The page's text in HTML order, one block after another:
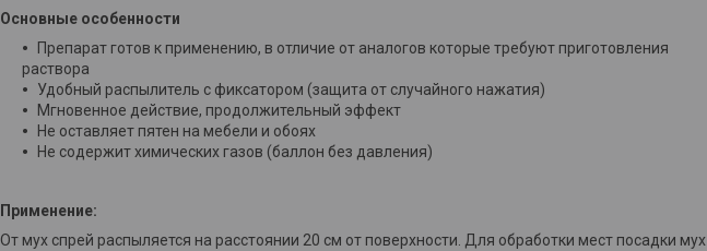
Основные особенности
Препарат готов к применению, в отличие от аналогов которые требуют приготовления
раствора
Удобный распылитель с фиксатором (защита от случайного нажатия)
Мгновенное действие, продолжительный эффект
Не оставляет пятен на мебели и обоях
Не содержит химических газов (баллон без давления)
Применение:
От мух спрей распыляется на расстоянии 20 см от поверхности. Для обработки мест посадки мух